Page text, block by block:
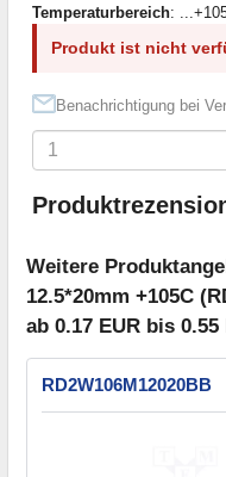
Temperaturbereich:
Produkt ist nicht
Benachrichtigung bei
Weitere
12.5*20mm +105C
ab 0.17 EUR bis 0.55
RD2W106M12020BB